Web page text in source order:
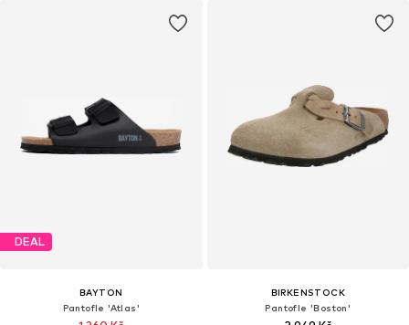
DEAL
BAYTON
Pantofle 'Atlas'
BIRKENSTOCK
Pantofle 'Boston'